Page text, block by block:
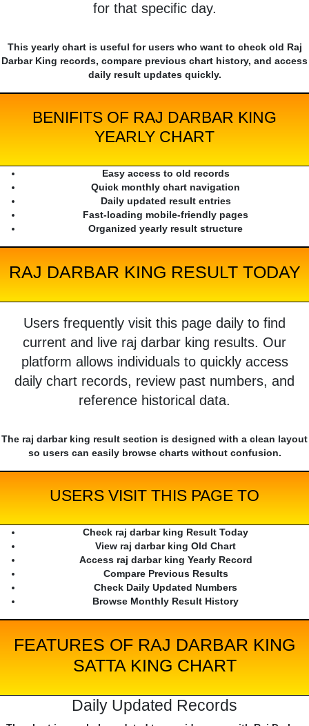
for that specific day.
This yearly chart is useful for users who want to check old Raj
Darbar King records, compare previous chart history, and access
daily result updates quickly.
BENIFITS OF RAJ DARBAR KING
YEARLY CHART
Easy access to old records
Quick monthly chart navigation
Daily updated result entries
Fast-loading mobile-friendly pages
Organized yearly result structure
RAJ DARBAR KING RESULT TODAY
Users frequently visit this page daily to find
current and live raj darbar king results. Our
platform allows individuals to quickly access
daily chart records, review past numbers, and
reference historical data.
The raj darbar king result section is designed with a clean layout
so users can easily browse charts without confusion.
USERS VISIT THIS PAGE TO
Check raj darbar king Result Today
View raj darbar king Old Chart
Access raj darbar king Yearly Record
Compare Previous Results
Check Daily Updated Numbers
Browse Monthly Result History
FEATURES OF RAJ DARBAR KING
SATTA KING CHART
Daily Updated Records